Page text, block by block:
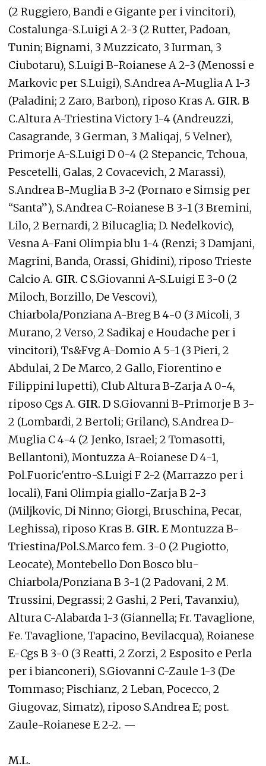
(2 Ruggiero, Bandi e Gigante per i vincitori),
Costalunga-S.Luigi A 2-3 (2 Rutter, Padoan,
Tunin; Bignami, 3 Muzzicato, 3 Iurman, 3
Ciubotaru), S.Luigi B-Roianese A 2-3 (Menossi e
Markovic per S.Luigi), S.Andrea A-Muglia A 1-3
(Paladini; 2 Zaro, Barbon), riposo Kras A. GIR. B
C.Altura A-Triestina Victory 1-4 (Andreuzzi,
Casagrande, 3 German, 3 Maliqaj, 5 Velner),
Primorje A-S.Luigi D 0-4 (2 Stepancic, Tchoua,
Pescetelli, Galas, 2 Covacevich, 2 Marassi),
S.Andrea B-Muglia B 3-2 (Pornaro e Simsig per
“Santa”), S.Andrea C-Roianese B 3-1 (3 Bremini,
Lilo, 2 Bernardi, 2 Bilucaglia; D. Nedelkovic),
Vesna A-Fani Olimpia blu 1-4 (Renzi; 3 Damjani,
Magrini, Banda, Orassi, Ghidini), riposo Trieste
Calcio A. GIR. C S.Giovanni A-S.Luigi E 3-0 (2
Miloch, Borzillo, De Vescovi),
Chiarbola/Ponziana A-Breg B 4-0 (3 Micoli, 3
Murano, 2 Verso, 2 Sadikaj e Houdache per i
vincitori), Ts&Fvg A-Domio A 5-1 (3 Pieri, 2
Abdulai, 2 De Marco, 2 Gallo, Fiorentino e
Filippini lupetti), Club Altura B-Zarja A 0-4,
riposo Cgs A. GIR. D S.Giovanni B-Primorje B 3-
2 (Lombardi, 2 Bertoli; Grilanc), S.Andrea D-
Muglia C 4-4 (2 Jenko, Israel; 2 Tomasotti,
Bellantoni), Montuzza A-Roianese D 4-1,
Pol.Fuoric'entro-S.Luigi F 2-2 (Marrazzo per i
locali), Fani Olimpia giallo-Zarja B 2-3
(Miljkovic, Di Ninno; Giorgi, Bruschina, Pecar,
Leghissa), riposo Kras B. GIR. EMontuzza B-
Triestina/Pol.S.Marco fem. 3-0 (2 Pugiotto,
Leocate), Montebello Don Bosco blu-
Chiarbola/Ponziana B 3-1 (2 Padovani, 2 M.
Trussini, Degrassi; 2 Gashi, 2 Peri, Tavanxiu),
Altura C-Alabarda 1-3 (Giannella; Fr. Tavaglione,
Fe. Tavaglione, Tapacino, Bevilacqua), Roianese
E-Cgs B 3-0 (3 Reatti, 2 Zorzi, 2 Esposito e Perla
per i bianconeri), S.Giovanni C-Zaule 1-3 (De
Tommaso; Pischianz, 2 Leban, Pocecco, 2
Giugovaz, Simatz), riposo S.Andrea E; post.
Zaule-Roianese E 2-2. —
M.L.